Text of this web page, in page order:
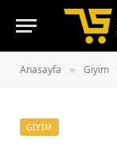
Anasayfa » Giyim
GIYIM